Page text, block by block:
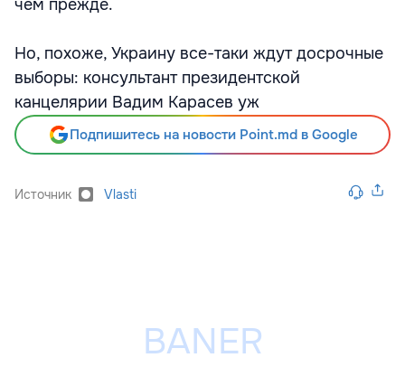
чем прежде.
Но, похоже, Украину все-таки ждут досрочные
выборы: консультант президентской
канцелярии Вадим Карасев уж
Подпишитесь на новости Point.md в Google
Источник Vlasti